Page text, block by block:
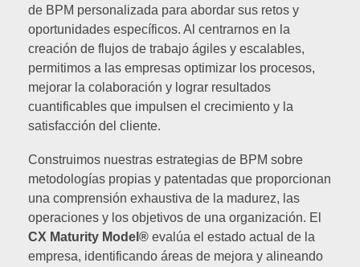
de BPM personalizada para abordar sus retos y
oportunidades específicos. Al centrarnos en la
creación de flujos de trabajo ágiles y escalables,
permitimos a las empresas optimizar los procesos,
mejorar la colaboración y lograr resultados
cuantificables que impulsen el crecimiento y la
satisfacción del cliente.
Construimos nuestras estrategias de BPM sobre
metodologías propias y patentadas que proporcionan
una comprensión exhaustiva de la madurez, las
operaciones y los objetivos de una organización. El
CX Maturity Model® evalúa el estado actual de la
empresa, identificando áreas de mejora y alineando